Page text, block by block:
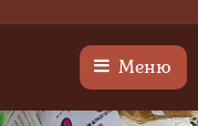
Меню